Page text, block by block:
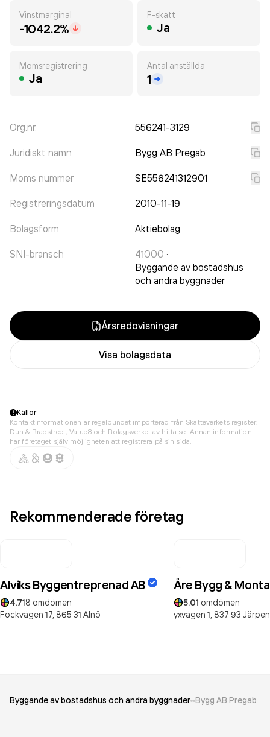
Vinstmarginal
-1042.2%
F-skatt
Ja
Momsregistrering
Ja
Antal anställda
1
Org.nr. 556241-3129
Juridiskt namn Bygg AB Pregab
Moms nummer SE556241312901
Registreringsdatum 2010-11-19
Bolagsform Aktiebolag
SNI-bransch 41000 ·
Byggande av bostadshus
och andra byggnader
Årsredovisningar
Visa bolagsdata
Källor
Kontaktinformationen är regelbundet importerad från Skatteverkets register,
Dun & Bradstreet, Value8 och Bolagsverket av hitta.se. Annan information
har företaget själv möjligheten att registrera på sin sida.
Rekommenderade företag
Alviks Byggentreprenad AB
4.718 omdömen
Fockvägen 17, 865 31 Alnö
Åre Bygg &
5.01 omdömen
yxvägen 1, 837 93 Järpen
Byggande av bostadshus och andra byggnader Bygg AB Pregab